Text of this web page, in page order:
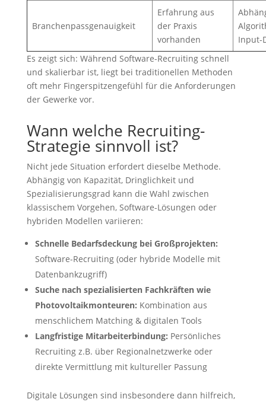
Branchenpassgenauigkeit
Erfahrung aus
der Praxis
vorhanden
Input-
Es zeigt sich: Während Software-Recruiting schnell
und skalierbar ist, liegt bei traditionellen Methoden
oft mehr Fingerspitzengefühl für die Anforderungen
der Gewerke vor.
Wann welche Recruiting-
Strategie sinnvoll ist?
Nicht jede Situation erfordert dieselbe Methode.
Abhängig von Kapazität, Dringlichkeit und
Spezialisierungsgrad kann die Wahl zwischen
klassischem Vorgehen, Software-Lösungen oder
hybriden Modellen variieren:
Schnelle Bedarfsdeckung bei Großprojekten:
Software-Recruiting (oder hybride Modelle mit
Datenbankzugriff)
Suche nach spezialisierten Fachkräften wie
Photovoltaikmonteuren: Kombination aus
menschlichem Matching & digitalen Tools
Langfristige Mitarbeiterbindung: Persönliches
Recruiting z.B. über Regionalnetzwerke oder
direkte Vermittlung mit kultureller Passung
Digitale Lösungen sind insbesondere dann hilfreich,